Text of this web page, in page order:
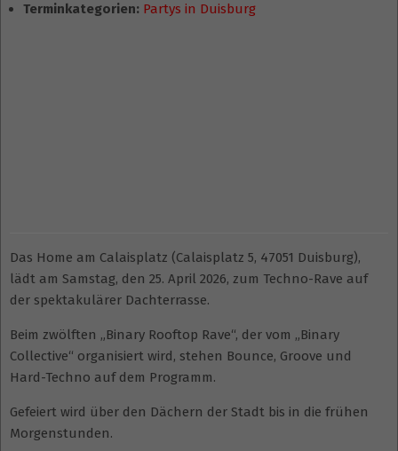
Terminkategorien: Partys in Duisburg
Das Home am Calaisplatz (Calaisplatz 5, 47051 Duisburg),
lädt am Samstag, den 25. April 2026, zum Techno-Rave auf
der spektakulärer Dachterrasse.
Beim zwölften „Binary Rooftop Rave“, der vom „Binary
Collective“ organisiert wird, stehen Bounce, Groove und
Hard-Techno auf dem Programm.
Gefeiert wird über den Dächern der Stadt bis in die frühen
Morgenstunden.